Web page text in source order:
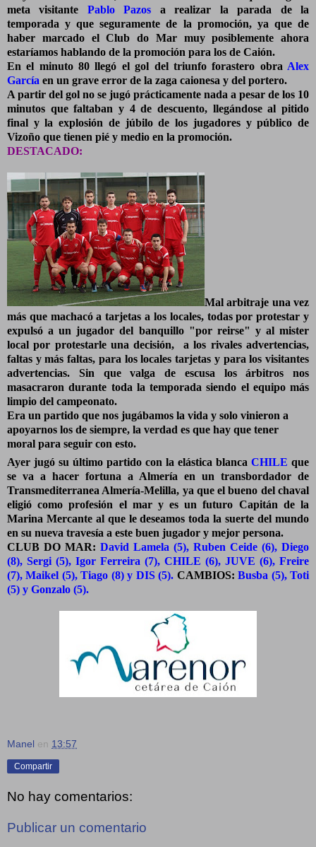
meta visitante Pablo Pazos a realizar la parada de la
temporada y que seguramente de la promoción, ya que de
haber marcado el Club do Mar muy posiblemente ahora
estaríamos hablando de la promoción para los de Caión.
En el minuto 80 llegó el gol del triunfo forastero obra Alex
García en un grave error de la zaga caionesa y del portero.
A partir del gol no se jugó prácticamente nada a pesar de los 10
minutos que faltaban y 4 de descuento, llegándose al pitido
final y la explosión de júbilo de los jugadores y público de
Vizoño que tienen pié y medio en la promoción.
DESTACADO:
Mal arbitraje una vez
más que machacó a tarjetas a los locales, todas por protestar y
expulsó a un jugador del banquillo "por reirse" y al mister
local por protestarle una decisión, a los rivales advertencias,
faltas y más faltas, para los locales tarjetas y para los visitantes
advertencias. Sin que valga de escusa los árbitros nos
masacraron durante toda la temporada siendo el equipo más
limpio del campeonato.
Era un partido que nos jugábamos la vida y solo vinieron a
apoyarnos los de siempre, la verdad es que hay que tener
moral para seguir con esto.
Ayer jugó su último partido con la elástica blanca CHILE que
se va a hacer fortuna a Almería en un transbordador de
Transmediterranea Almería-Melilla, ya que el bueno del chaval
eligió como profesión el mar y es un futuro Capitán de la
Marina Mercante al que le deseamos toda la suerte del mundo
en su nueva travesía a este buen jugador y mejor persona.
CLUB DO MAR: David Lamela (5), Ruben Ceide (6), Diego
(8), Sergi (5), Igor Ferreira (7), CHILE (6), JUVE (6), Freire
(7), Maikel (5), Tiago (8) y DIS (5). CAMBIOS: Busba (5), Toti
(5) y Gonzalo (5).
Manel en 13:57
Compartir
No hay comentarios:
Publicar un comentario